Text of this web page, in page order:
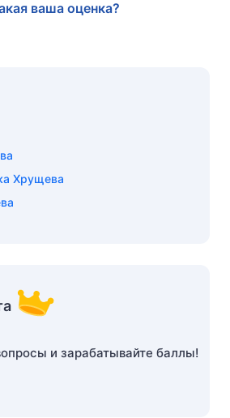
ваша оценка?
Хрущева
и зарабатывайте баллы!